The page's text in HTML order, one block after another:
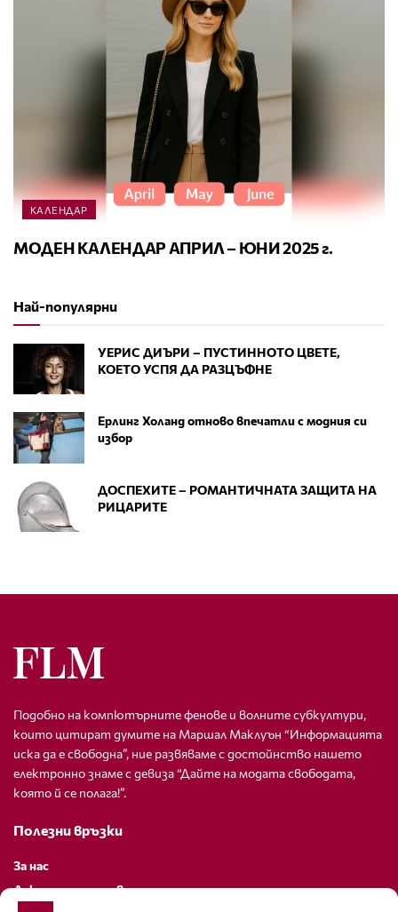
КАЛЕНДАР
МОДЕН КАЛЕНДАР АПРИЛ – ЮНИ 2025 г.
Най-популярни
УЕРИС ДИЪРИ – ПУСТИННОТО ЦВЕТЕ,
КОЕТО УСПЯ ДА РАЗЦЪФНЕ
Ерлинг Холанд отново впечатли с модния си
избор
ДОСПЕХИТЕ – РОМАНТИЧНАТА ЗАЩИТА НА
РИЦАРИТЕ
Подобно на компютърните фенове и волните субкултури,
които цитират думите на Маршал Маклуън “Информацията
иска да е свободна”, ние развяваме с достойнство нашето
електронно знаме с девиза “Дайте на модата свободата,
която й се полага!”.
Полезни връзки
За нас
Декларация за поверителност